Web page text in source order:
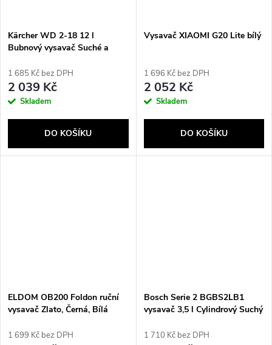
Kärcher WD 2-18 12 l
Bubnový vysavač Suché a
1 685 Kč bez DPH
2 039 Kč
Skladem
DO KOŠÍKU
Vysavač XIAOMI G20 Lite bílý
1 696 Kč bez DPH
2 052 Kč
Skladem
DO KOŠÍKU
ELDOM OB200 Foldon ruční
vysavač Zlato, Černá, Bílá
1 699 Kč bez DPH
Bosch Serie 2 BGBS2LB1
vysavač 3,5 l Cylindrový Suchý
1 710 Kč bez DPH